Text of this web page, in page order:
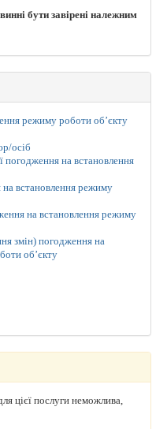
бути завірені належним
режиму роботи об’єкту
осіб
погодження на встановлення
встановлення режиму
на встановлення режиму
змін) погодження на
об’єкту
цієї послуги неможлива,